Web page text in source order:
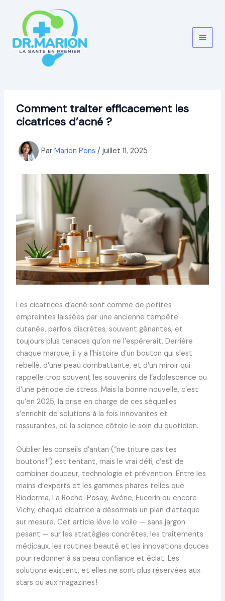
contenu
Comment traiter efficacement les
cicatrices d’acné ?
Par Marion Pons / juillet 11, 2025
Les cicatrices d’acné sont comme de petites
empreintes laissées par une ancienne tempête
cutanée, parfois discrètes, souvent gênantes, et
toujours plus tenaces qu’on ne l’espérerait. Derrière
chaque marque, il y a l’histoire d’un bouton qui s’est
rebellé, d’une peau combattante, et d’un miroir qui
rappelle trop souvent les souvenirs de l’adolescence ou
d’une période de stress. Mais la bonne nouvelle, c’est
qu’en 2025, la prise en charge de ces séquelles
s’enrichit de solutions à la fois innovantes et
rassurantes, où la science côtoie le soin du quotidien.
Oublier les conseils d’antan (“ne triture pas tes
boutons !”) est tentant, mais le vrai défi, c’est de
combiner douceur, technologie et prévention. Entre les
mains d’experts et les gammes phares telles que
Bioderma, La Roche-Posay, Avène, Eucerin ou encore
Vichy, chaque cicatrice a désormais un plan d’attaque
sur mesure. Cet article lève le voile — sans jargon
pesant — sur les stratégies concrètes, les traitements
médicaux, les routines beauté et les innovations douces
pour redonner à sa peau confiance et éclat. Les
solutions existent, et elles ne sont plus réservées aux
stars ou aux magazines !